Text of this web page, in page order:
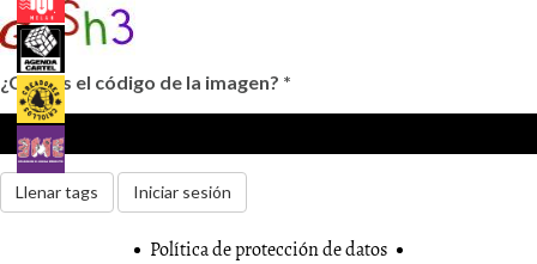
¿Cuál es el código de la imagen? *
Llenar tags Iniciar sesión
Política de protección de datos